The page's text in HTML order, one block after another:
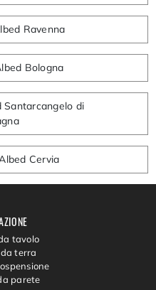
Ravenna
Bologna
Santarcangelo di
Cervia
tavolo
terra
parete